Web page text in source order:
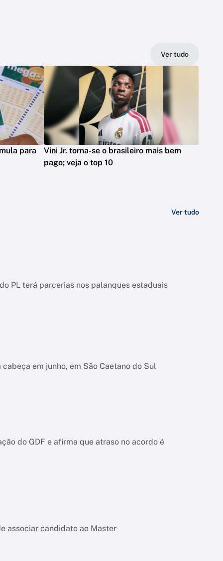
Ver tudo
para
Vini Jr. torna-se o brasileiro mais bem
pago; veja o top 10
Ver tudo
PL terá parcerias nos palanques estaduais
em junho, em São Caetano do Sul
do GDF e afirma que atraso no acordo é
associar candidato ao Master